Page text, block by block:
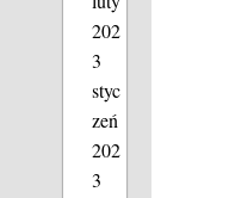
202
3
styc
zeń
202
3